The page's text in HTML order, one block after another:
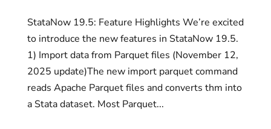
StataNow 19.5: Feature Highlights We’re excited
to introduce the new features in StataNow 19.5.
1) Import data from Parquet files (November 12,
2025 update)The new import parquet command
reads Apache Parquet files and converts thm into
a Stata dataset. Most Parquet...